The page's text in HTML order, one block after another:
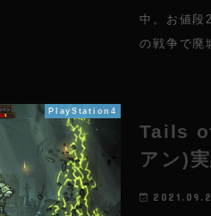
中。お値段
の戦争で廃
PlayStation4
Tails
アン)